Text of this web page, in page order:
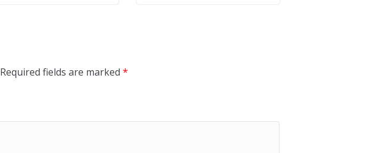
Required fields are marked *